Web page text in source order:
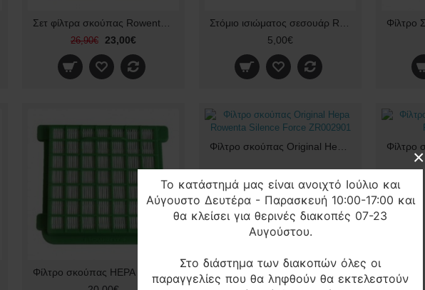
Το κατάστημά μας είναι ανοιχτό Ιούλιο και
Αύγουστο Δευτέρα - Παρασκευή 10:00-17:00 και
θα κλείσει για θερινές διακοπές 07-23
Αυγούστου.
Στο διάστημα των διακοπών όλες οι
παραγγελίες που θα ληφθούν θα εκτελεστούν
×
26,90€ 23,00€
5,00€